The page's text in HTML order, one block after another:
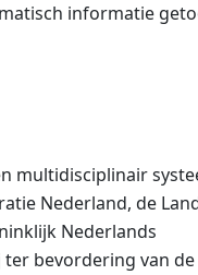
informatie
multidisciplinair
Nederland, de
Nederlands
ter bevordering van de